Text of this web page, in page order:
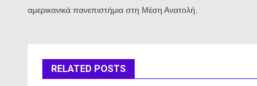
αμερικανικά πανεπιστήμια στη Μέση Ανατολή.
RELATED POSTS